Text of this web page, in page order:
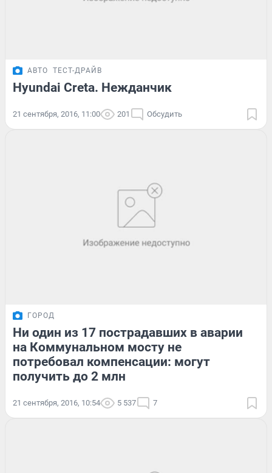
АВТО ТЕСТ-ДРАЙВ
Hyundai Creta. Нежданчик
21 сентября, 2016, 11:00 201 Обсудить
ГОРОД
Ни один из 17 пострадавших в аварии
на Коммунальном мосту не
потребовал компенсации: могут
получить до 2 млн
21 сентября, 2016, 10:54 5 537 7